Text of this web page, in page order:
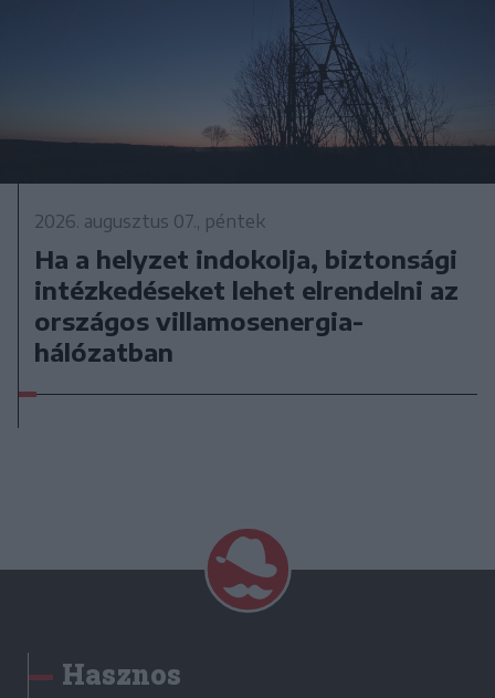
2026. augusztus 07., péntek
Ha a helyzet indokolja, biztonsági
intézkedéseket lehet elrendelni az
országos villamosenergia-
hálózatban
Hasznos